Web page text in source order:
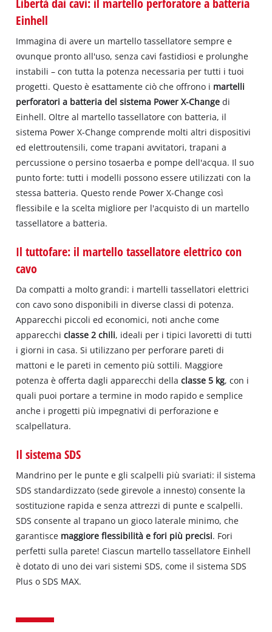
Einhell
Immagina di avere un martello tassellatore sempre e
ovunque pronto all'uso, senza cavi fastidiosi e prolunghe
instabili – con tutta la potenza necessaria per tutti i tuoi
progetti. Questo è esattamente ciò che offrono i martelli
perforatori a batteria del sistema Power X-Change di
Einhell. Oltre al martello tassellatore con batteria, il
sistema Power X-Change comprende molti altri dispositivi
ed elettroutensili, come trapani avvitatori, trapani a
percussione o persino tosaerba e pompe dell'acqua. Il suo
punto forte: tutti i modelli possono essere utilizzati con la
stessa batteria. Questo rende Power X-Change così
flessibile e la scelta migliore per l'acquisto di un martello
tassellatore a batteria.
Il tuttofare: il martello tassellatore elettrico con
cavo
Da compatti a molto grandi: i martelli tassellatori elettrici
con cavo sono disponibili in diverse classi di potenza.
Apparecchi piccoli ed economici, noti anche come
apparecchiclasse 2 chili, ideali per i tipici lavoretti di tutti
i giorni in casa. Si utilizzano per perforare pareti di
mattoni e le pareti in cemento più sottili. Maggiore
potenza è offerta dagli apparecchi dellaclasse 5 kg, con i
quali puoi portare a termine in modo rapido e semplice
anche i progetti più impegnativi di perforazione e
scalpellatura.
Il sistema SDS
Mandrino per le punte e gli scalpelli più svariati: il sistema
SDS standardizzato (sede girevole a innesto) consente la
sostituzione rapida e senza attrezzi di punte e scalpelli.
SDS consente al trapano un gioco laterale minimo, che
garantisce maggiore flessibilità e fori più precisi. Fori
perfetti sulla parete! Ciascun martello tassellatore Einhell
è dotato di uno dei vari sistemi SDS, come il sistema SDS
Plus o SDS MAX.